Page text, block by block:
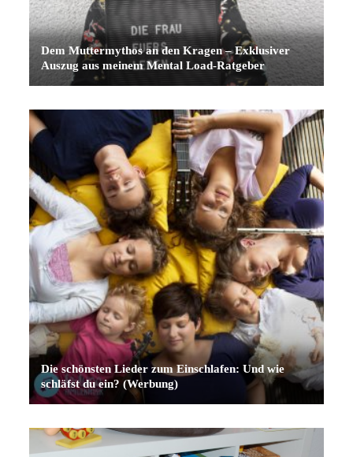
Dem Muttermythos an den Kragen – Exklusiver
Auszug aus meinem Mental Load-Ratgeber
Die schönsten Lieder zum Einschlafen: Und wie
schläfst du ein? (Werbung)